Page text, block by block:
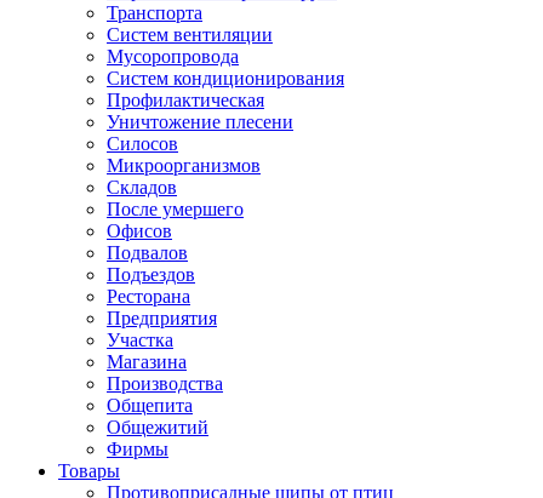
Транспорта
Систем вентиляции
Мусоропровода
Систем кондиционирования
Профилактическая
Уничтожение плесени
Силосов
Микроорганизмов
Складов
После умершего
Офисов
Подвалов
Подъездов
Ресторана
Предприятия
Участка
Магазина
Производства
Общепита
Общежитий
Фирмы
Товары
Противоприсадные шипы от птиц